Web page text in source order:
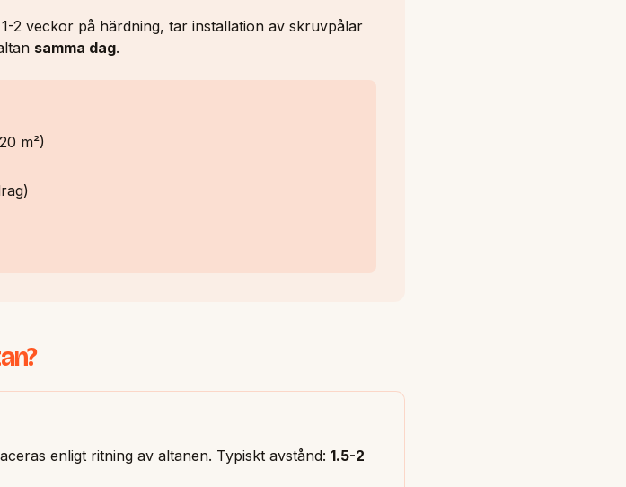
2 veckor på härdning, tar installation av skruvpålar
samma dag.
m²)
enligt ritning av altanen. Typiskt avstånd: 1.5-2